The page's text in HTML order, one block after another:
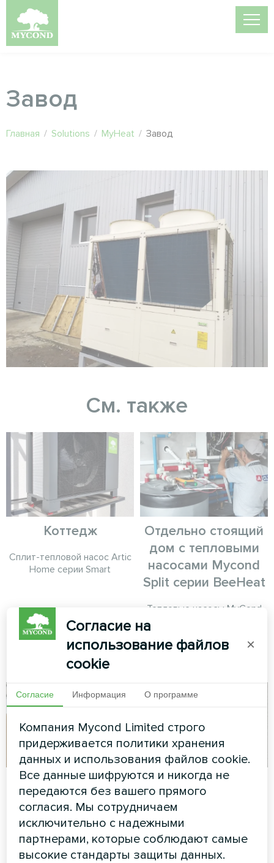
Завод
Главная / Solutions / MyHeat / Завод
См. также
Коттедж
Сплит-тепловой насос Artic
Home серии Smart
Отдельно стоящий
дом с тепловыми
насосами Mycond
Split серии BeeHeat
Тепловые насосы MyCond
обеспечивают эффективное
отопление и охлаждение
Частный дом
Сплит-тепловой насос Artic
Home серии Basic
Частный дом
Термостат для пола Mycond
ORB Heat
Согласие на
использование файлов
cookie
×
Согласие Информация О программе
Компания Mycond Limited строго
придерживается политики хранения
данных и использования файлов cookie.
Все данные шифруются и никогда не
передаются без вашего прямого
согласия. Мы сотрудничаем
исключительно с надежными
партнерами, которые соблюдают самые
высокие стандарты защиты данных.